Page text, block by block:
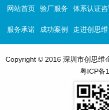
网站首页 验厂服务 体系认证咨
服务承诺 成功案例 走进创思维
Copyright © 2016 深圳市创思维
粤ICP备